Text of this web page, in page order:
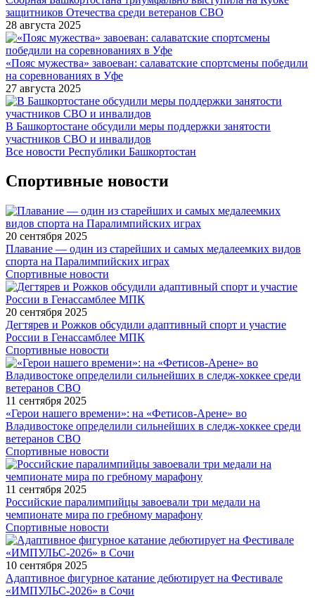
защитников Отечества среди ветеранов СВО
28 августа 2025
«Пояс мужества» завоеван: салаватские спортсмены победили
на соревнованиях в Уфе
27 августа 2025
В Башкортостане обсудили меры поддержки занятости
участников СВО и инвалидов
Все новости Республики Башкортостан
Спортивные новости
20 сентября 2025
Плавание — один из старейших и самых медалеемких видов
спорта на Паралимпийских играх
Спортивные новости
20 сентября 2025
Дегтярев и Рожков обсудили адаптивный спорт и участие
России в Генассамблее МПК
Спортивные новости
11 сентября 2025
«Герои нашего времени»: на «Фетисов-Арене» во
Владивостоке определили сильнейших в следж-хоккее среди
ветеранов СВО
Спортивные новости
11 сентября 2025
Российские паралимпийцы завоевали три медали на
чемпионате мира по гребному марафону
Спортивные новости
10 сентября 2025
Адаптивное фигурное катание дебютирует на Фестивале
«ИМПУЛЬС-2026» в Сочи